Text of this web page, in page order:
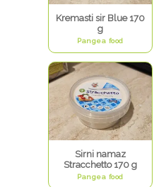
Kremasti sir Blue 170
g
Pangea food
Sirni namaz
Stracchetto 170 g
Pangea food